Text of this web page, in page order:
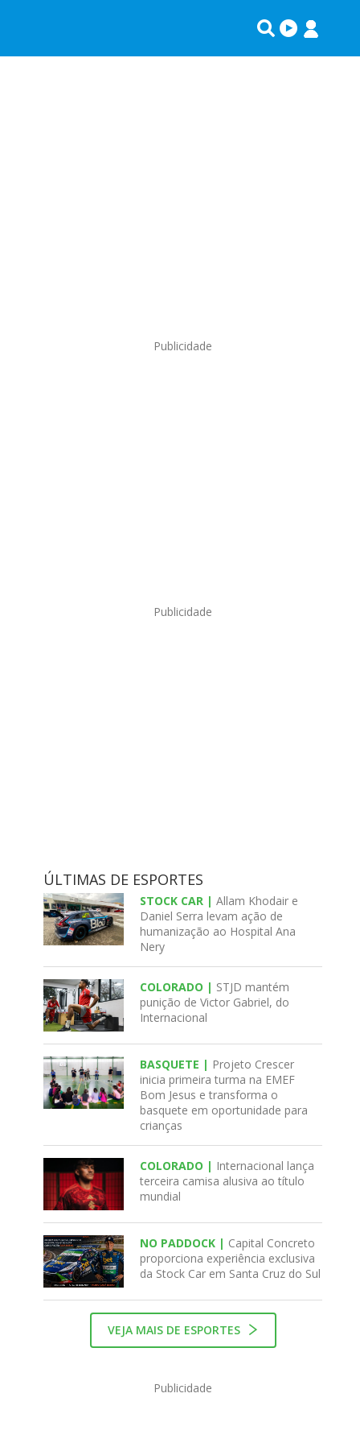
Publicidade
Publicidade
ÚLTIMAS DE ESPORTES
STOCK CAR |Allam Khodair e
Daniel Serra levam ação de
humanização ao Hospital Ana
Nery
COLORADO | STJD mantém
punição de Victor Gabriel, do
Internacional
BASQUETE | Projeto Crescer
inicia primeira turma na EMEF
Bom Jesus e transforma o
basquete em oportunidade para
crianças
COLORADO | Internacional lança
terceira camisa alusiva ao título
mundial
NO PADDOCK | Capital Concreto
proporciona experiência exclusiva
da Stock Car em Santa Cruz do Sul
VEJA MAIS DE ESPORTES
Publicidade